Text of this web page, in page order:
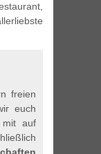
freien
euch
mit auf